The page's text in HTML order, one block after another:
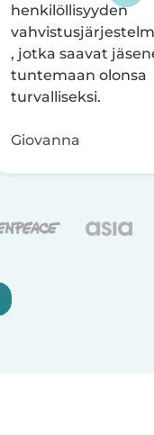
henkilöllisyyden
, jotka saavat
tuntemaan olonsa
turvalliseksi.
Giovanna